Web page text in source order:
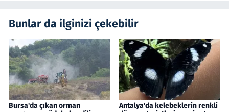
Bunlar da ilginizi çekebilir
Bursa'da çıkan orman
Antalya'da kelebeklerin renkli